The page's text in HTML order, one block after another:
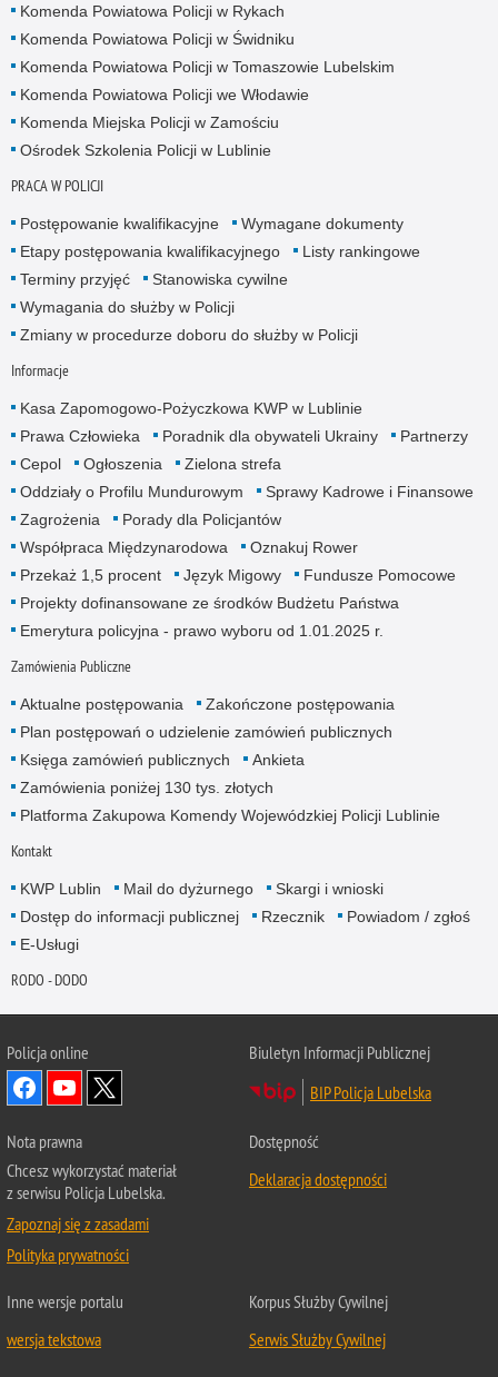
Komenda Powiatowa Policji w Rykach
Komenda Powiatowa Policji w Świdniku
Komenda Powiatowa Policji w Tomaszowie Lubelskim
Komenda Powiatowa Policji we Włodawie
Komenda Miejska Policji w Zamościu
Ośrodek Szkolenia Policji w Lublinie
PRACA W POLICJI
Postępowanie kwalifikacyjne
Wymagane dokumenty
Etapy postępowania kwalifikacyjnego
Listy rankingowe
Terminy przyjęć
Stanowiska cywilne
Wymagania do służby w Policji
Zmiany w procedurze doboru do służby w Policji
Informacje
Kasa Zapomogowo-Pożyczkowa KWP w Lublinie
Prawa Człowieka
Poradnik dla obywateli Ukrainy
Partnerzy
Cepol
Ogłoszenia
Zielona strefa
Oddziały o Profilu Mundurowym
Sprawy Kadrowe i Finansowe
Zagrożenia
Porady dla Policjantów
Współpraca Międzynarodowa
Oznakuj Rower
Przekaż 1,5 procent
Język Migowy
Fundusze Pomocowe
Projekty dofinansowane ze środków Budżetu Państwa
Emerytura policyjna - prawo wyboru od 1.01.2025 r.
Zamówienia Publiczne
Aktualne postępowania
Zakończone postępowania
Plan postępowań o udzielenie zamówień publicznych
Księga zamówień publicznych
Ankieta
Zamówienia poniżej 130 tys. złotych
Platforma Zakupowa Komendy Wojewódzkiej Policji Lublinie
Kontakt
KWP Lublin Mail do dyżurnego
Skargi i wnioski
Dostęp do informacji publicznej
Rzecznik
Powiadom / zgłoś
E-Usługi
RODO - DODO
Policja online
Biuletyn Informacji Publicznej
BIP Policja Lubelska
Nota prawna
Chcesz wykorzystać materiał
z serwisu Policja Lubelska.
Zapoznaj się z zasadami
Polityka prywatności
Dostępność
Deklaracja dostępności
Inne wersje portalu
wersja tekstowa
Korpus Służby Cywilnej
Serwis Służby Cywilnej